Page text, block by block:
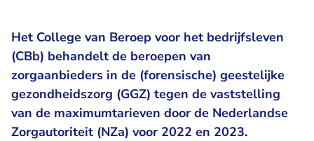
Het College van Beroep voor het bedrijfsleven
(CBb) behandelt de beroepen van
zorgaanbieders in de (forensische) geestelijke
gezondheidszorg (GGZ) tegen de vaststelling
van de maximumtarieven door de Nederlandse
Zorgautoriteit (NZa) voor 2022 en 2023.